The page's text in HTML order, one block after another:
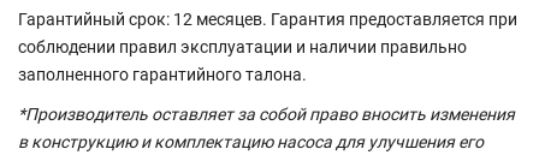
Гарантийный срок: 12 месяцев. Гарантия предоставляется при
соблюдении правил эксплуатации и наличии правильно
заполненного гарантийного талона.
*Производитель оставляет за собой право вносить изменения
в конструкцию и комплектацию насоса для улучшения его